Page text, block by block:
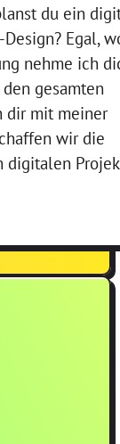
du ein
Egal,
nehme ich
gesamten
dir mit meiner
wir die
digitalen